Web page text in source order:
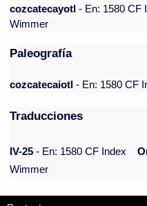
cozcatecayotl- En: 1580 CF
Wimmer
Paleografía
cozcatecaiotl - En: 1580 CF
Traducciones
IV-25 - En: 1580 CF Index
Wimmer